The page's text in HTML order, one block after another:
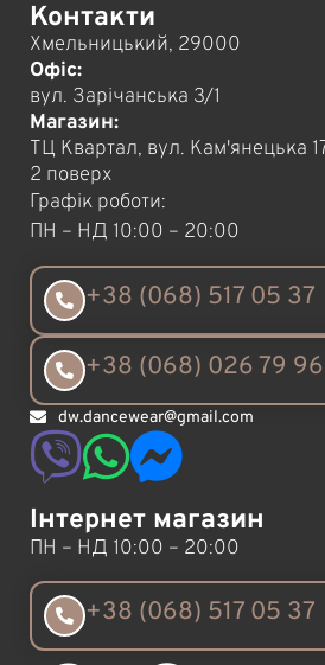
Контакти
Хмельницький, 29000
Офіс:
вул. Зарічанська 3/1
Магазин:
ТЦ Квартал, вул. Кам'янецька
2 поверх
Графік роботи:
ПН – НД 10:00 – 20:00
+38 (068) 517 05 37
+38 (068) 026 79 96
dw.dancewear@gmail.com
Інтернет магазин
ПН – НД 10:00 – 20:00
+38 (068) 517 05 37